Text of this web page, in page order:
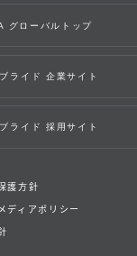
護方針
ディアポリシー
グローバルトップ
ライド 企業サイト
ライド 採用サイト